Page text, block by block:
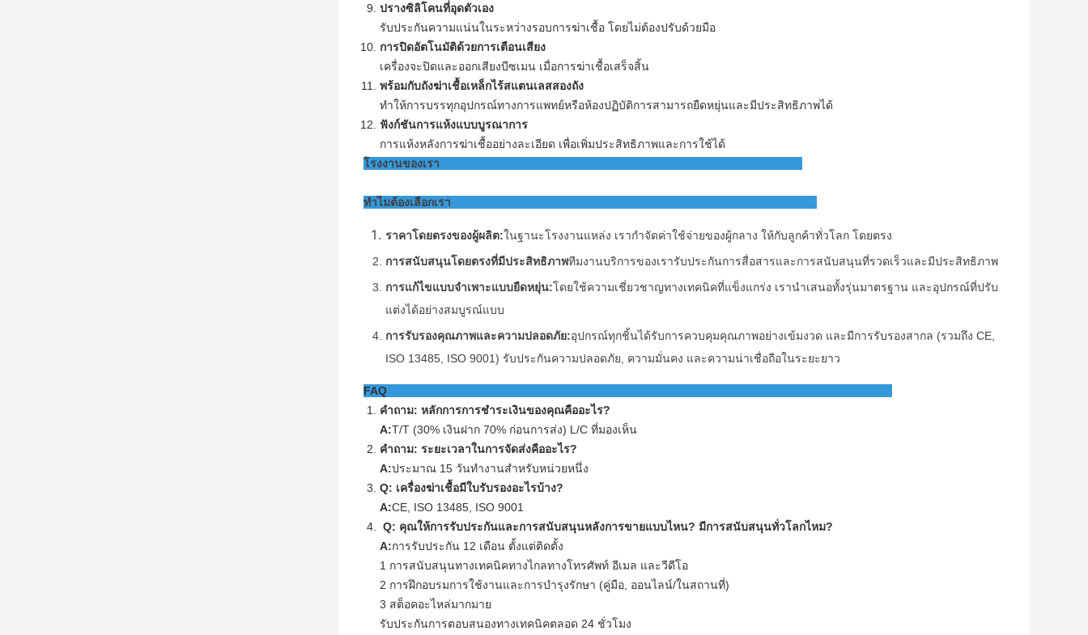
ปรางซิลิโคนที่อุดตัวเอง
รับประกันความแน่นในระหว่างรอบการฆ่าเชื้อ โดยไม่ต้องปรับด้วยมือ
การปิดอัตโนมัติด้วยการเตือนเสียง
เครื่องจะปิดและออกเสียงบีซเมน เมื่อการฆ่าเชื้อเสร็จสิ้น
พร้อมกับถังฆ่าเชื้อเหล็กไร้สแตนเลสสองถัง
ทําให้การบรรทุกอุปกรณ์ทางการแพทย์หรือห้องปฏิบัติการสามารถยืดหยุ่นและมีประสิทธิภาพได้
ฟังก์ชันการแห้งแบบบูรณาการ
การแห้งหลังการฆ่าเชื้ออย่างละเอียด เพื่อเพิ่มประสิทธิภาพและการใช้ได้
โรงงานของเรา
ทําไมต้องเลือกเรา
ราคาโดยตรงของผู้ผลิต:ในฐานะโรงงานแหล่ง เรากําจัดค่าใช้จ่ายของผู้กลาง ให้กับลูกค้าทั่วโลก โดยตรง
การสนับสนุนโดยตรงที่มีประสิทธิภาพทีมงานบริการของเรารับประกันการสื่อสารและการสนับสนุนที่รวดเร็วและมีประสิทธิภาพ
การแก้ไขแบบจําเพาะแบบยืดหยุ่น:โดยใช้ความเชี่ยวชาญทางเทคนิคที่แข็งแกร่ง เรานําเสนอทั้งรุ่นมาตรฐาน และอุปกรณ์ที่ปรับ
แต่งได้อย่างสมบูรณ์แบบ
การรับรองคุณภาพและความปลอดภัย:อุปกรณ์ทุกชิ้นได้รับการควบคุมคุณภาพอย่างเข้มงวด และมีการรับรองสากล (รวมถึง CE,
ISO 13485, ISO 9001) รับประกันความปลอดภัย, ความมั่นคง และความน่าเชื่อถือในระยะยาว
FAQ
คําถาม: หลักการการชําระเงินของคุณคืออะไร?
A:T/T (30% เงินฝาก 70% ก่อนการส่ง) L/C ที่มองเห็น
คําถาม: ระยะเวลาในการจัดส่งคืออะไร?
A:ประมาณ 15 วันทํางานสําหรับหน่วยหนึ่ง
Q: เครื่องฆ่าเชื้อมีใบรับรองอะไรบ้าง?
A:CE, ISO 13485, ISO 9001
Q: คุณให้การรับประกันและการสนับสนุนหลังการขายแบบไหน? มีการสนับสนุนทั่วโลกไหม?
A:การรับประกัน 12 เดือน ตั้งแต่ติดตั้ง
1 การสนับสนุนทางเทคนิคทางไกลทางโทรศัพท์ อีเมล และวีดีโอ
2 การฝึกอบรมการใช้งานและการบํารุงรักษา (คู่มือ, ออนไลน์/ในสถานที่)
3 สต็อคอะไหล่มากมาย
รับประกันการตอบสนองทางเทคนิคตลอด 24 ชั่วโมง